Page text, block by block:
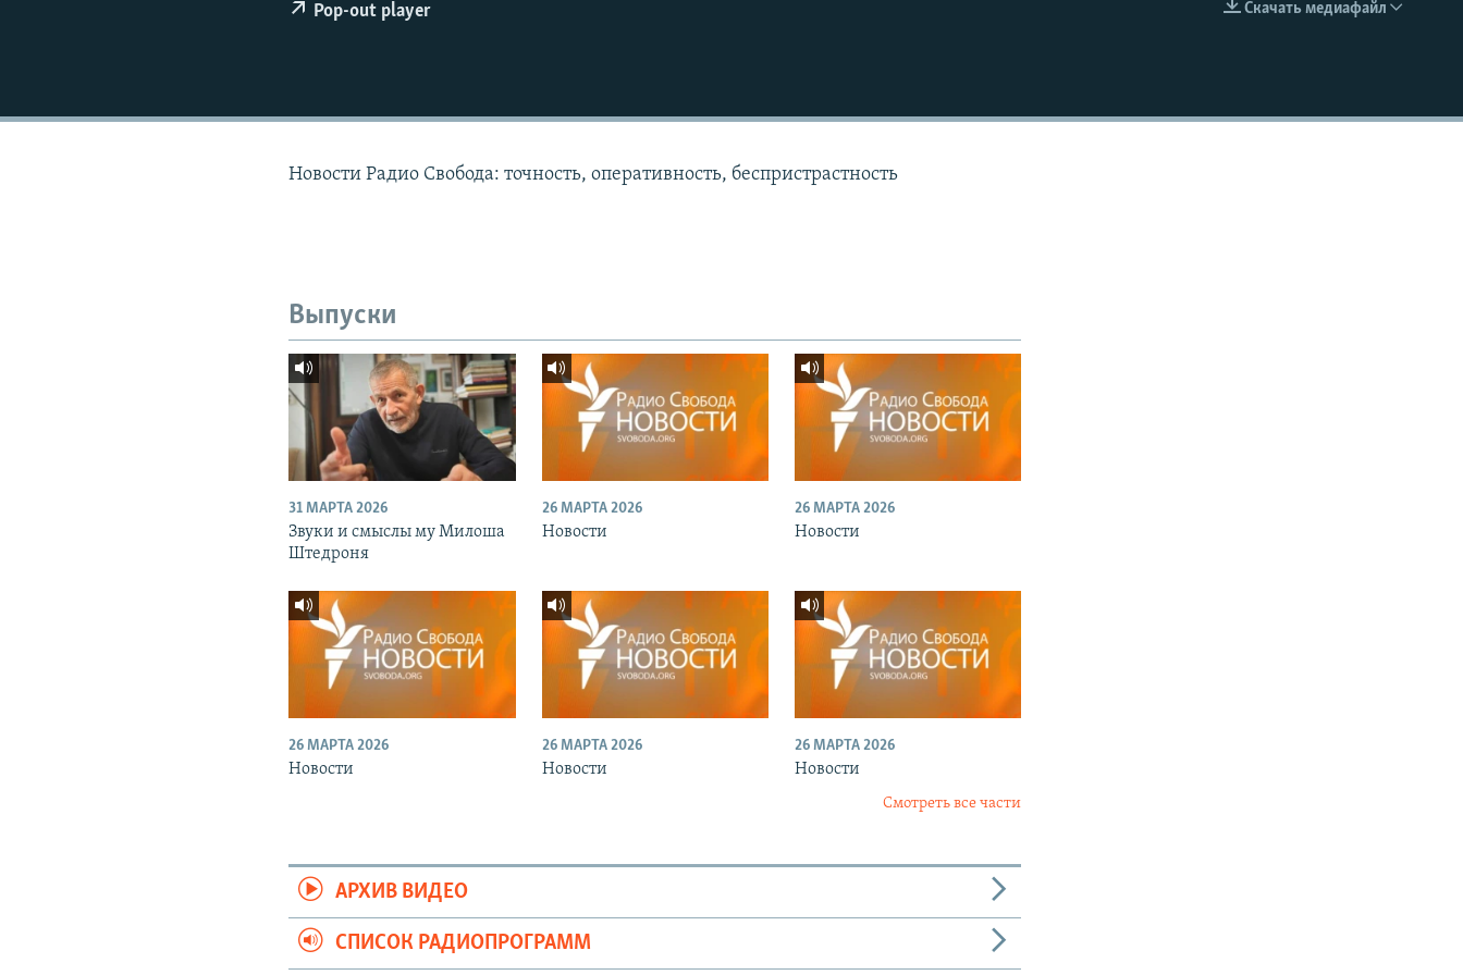
EMBED
Скачать медиафайл
Pop-out player
Новости Радио Свобода: точность, оперативность, беспристрастность
Выпуски
31 МАРТА 2026
Звуки и смыслы му Милоша
Штедроня
26 МАРТА 2026
Новости
26 МАРТА 2026
Новости
26 МАРТА 2026
Новости
26 МАРТА 2026
Новости
26 МАРТА 2026
Новости
Смотреть все части
АРХИВ ВИДЕО
СПИСОК РАДИОПРОГРАММ